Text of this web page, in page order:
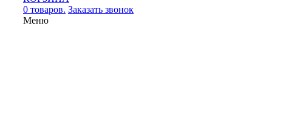
0 товаров. Заказать звонок
Меню